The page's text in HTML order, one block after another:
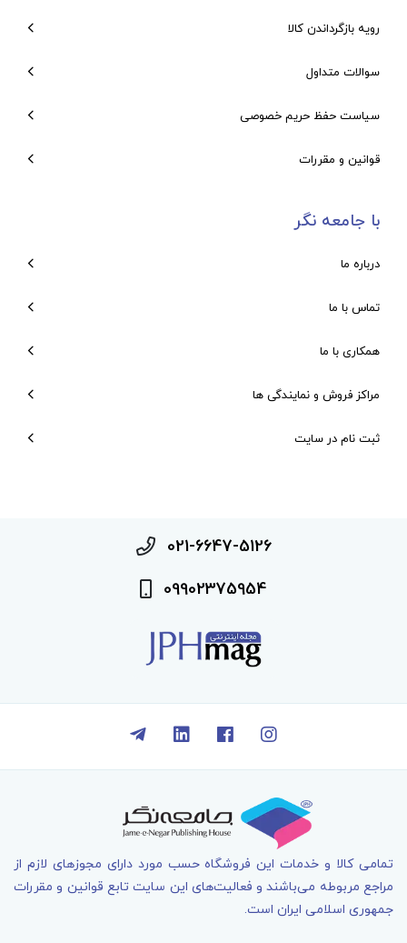
رویه بازگرداندن کالا
سوالات متداول
سیاست حفظ حریم خصوصی
قوانین و مقررات
با جامعه نگر
درباره ما
تماس با ما
همکاری با ما
مراکز فروش و نمایندگی ها
ثبت نام در سایت
021-6647-5126
09902375954
تمامی کالا و خدمات اين فروشگاه حسب مورد دارای مجوزهای لازم از
مراجع مربوطه می‌باشند و فعاليت‌های اين سايت تابع قوانين و مقررات
جمهوری اسلامی ايران است.